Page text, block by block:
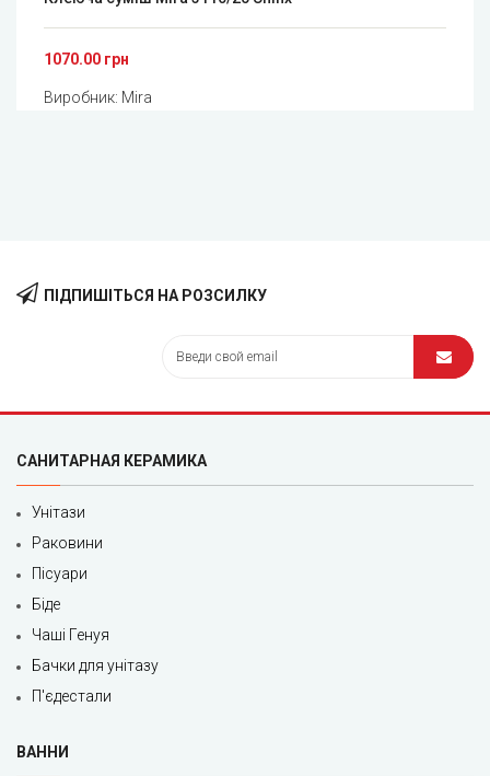
1070.00 грн
Виробник: Mira
ПІДПИШІТЬСЯ НА РОЗСИЛКУ
САНИТАРНАЯ КЕРАМИКА
Унітази
Раковини
Пісуари
Біде
Чаші Генуя
Бачки для унітазу
П'єдестали
ВАННИ